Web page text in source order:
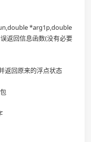
*arg1p,double
返回信息函数(没有必要
返回原来的浮点状态